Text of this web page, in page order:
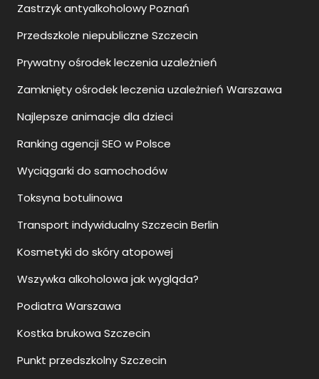
Zastrzyk antyalkoholowy Poznań
Przedszkole niepubliczne Szczecin
Prywatny ośrodek leczenia uzależnień
Zamknięty ośrodek leczenia uzależnień Warszawa
Najlepsze animacje dla dzieci
Ranking agencji SEO w Polsce
Wyciągarki do samochodów
Toksyna botulinowa
Transport indywidualny Szczecin Berlin
Kosmetyki do skóry atopowej
Wszywka alkoholowa jak wygląda?
Podiatra Warszawa
Kostka brukowa Szczecin
Punkt przedszkolny Szczecin